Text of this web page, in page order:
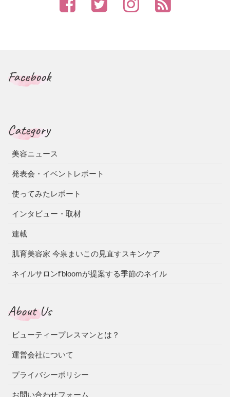
Facebook
Category
美容ニュース
発表会・イベントレポート
使ってみたレポート
インタビュー・取材
連載
肌育美容家 今泉まいこの見直すスキンケア
ネイルサロンf’bloomが提案する季節のネイル
About Us
ビューティープレスマンとは？
運営会社について
プライバシーポリシー
お問い合わせフォーム